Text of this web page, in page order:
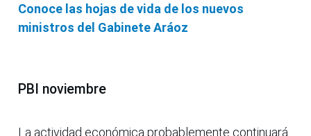
Conoce las hojas de vida de los nuevos
ministros del Gabinete Aráoz
PBI noviembre
La actividad económica probablemente continuará